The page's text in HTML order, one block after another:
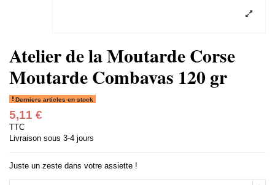
Atelier de la Moutarde Corse
Moutarde Combavas 120 gr
Derniers articles en stock
5,11 €
TTC
Livraison sous 3-4 jours
Juste un zeste dans votre assiette !